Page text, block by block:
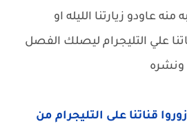
منه عاودو زيارتنا الليله او
علي التليجرام ليصلك الفصل
ونشره
قناتنا على التليجرام من